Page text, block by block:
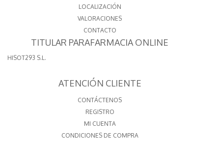
LOCALIZACIÓN
VALORACIONES
CONTACTO
TITULAR PARAFARMACIA ONLINE
HISOT293 S.L.
ATENCIÓN CLIENTE
CONTÁCTENOS
REGISTRO
MI CUENTA
CONDICIONES DE COMPRA